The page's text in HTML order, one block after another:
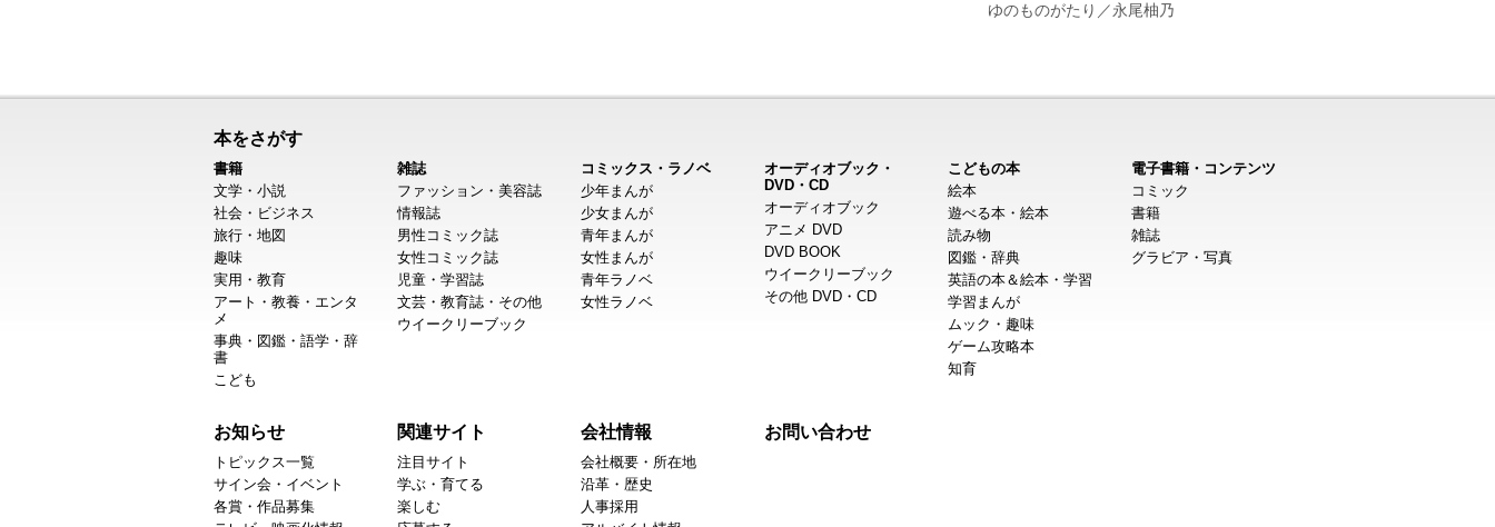
ゆのものがたり／永尾柚乃
本をさがす
書籍
文学・小説
社会・ビジネス
旅行・地図
趣味
実用・教育
アート・教養・エンタ
メ
事典・図鑑・語学・辞
書
こども
雑誌
ファッション・美容誌
情報誌
男性コミック誌
女性コミック誌
児童・学習誌
文芸・教育誌・その他
ウイークリーブック
コミックス・ラノベ
少年まんが
少女まんが
青年まんが
女性まんが
青年ラノベ
女性ラノベ
オーディオブック・
DVD・CD
オーディオブック
アニメ DVD
DVD BOOK
ウイークリーブック
その他 DVD・CD
こどもの本
絵本
遊べる本・絵本
読み物
図鑑・辞典
英語の本＆絵本・学習
学習まんが
ムック・趣味
ゲーム攻略本
知育
電子書籍・コンテンツ
コミック
書籍
雑誌
グラビア・写真
お知らせ
トピックス一覧
サイン会・イベント
各賞・作品募集
関連サイト
注目サイト
学ぶ・育てる
楽しむ
会社情報
会社概要・所在地
沿革・歴史
人事採用
お問い合わせ